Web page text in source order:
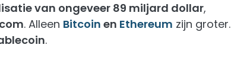
van ongeveer 89 miljard dollar,
. Alleen Bitcoin en Ethereum zijn groter.
.